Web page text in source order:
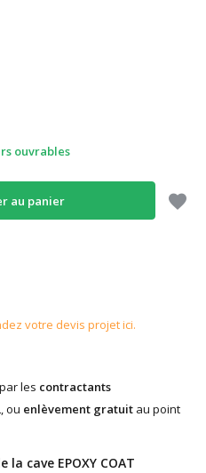
ouvrables
au panier
votre devis projet ici.
les contractants
ou enlèvement gratuit au point
cave EPOXY COAT